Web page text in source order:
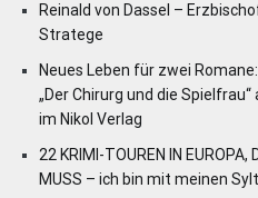
Reinald von Dassel –
Stratege
Neues Leben für zwei
„Der Chirurg und die
im Nikol Verlag
22 KRIMI-TOUREN IN EUROPA,
MUSS – ich bin mit meinen